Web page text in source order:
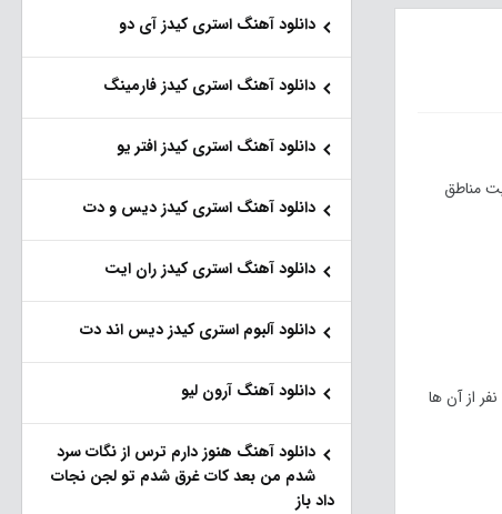
بررسی آخرین وضعیت مناطق
از دیروز تا امروز بر اساس معیار‌های قطعی تشخیص، تعداد ۱۰ هزار و ۳۳۰ بیمار جدید مبتلا به کووید 19 در کشور ایران شناسایی شد که تعداد یک هزار و ۲۸۸ نفر از آن ها
دانلود آهنگ استری کیدز آی دو
دانلود آهنگ استری کیدز فارمینگ
دانلود آهنگ استری کیدز افتر یو
دانلود آهنگ استری کیدز دیس و دت
دانلود آهنگ استری کیدز ران ایت
دانلود آلبوم استری کیدز دیس اند دت
دانلود آهنگ آرون لیو
دانلود آهنگ هنو‌ز دارم ترس از نگات سرد
شدم من بعد کات غرق شدم تو لجن نجات
داد باز